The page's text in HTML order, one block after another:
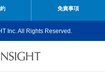
免責事項
Inc. All Rights Reserved.